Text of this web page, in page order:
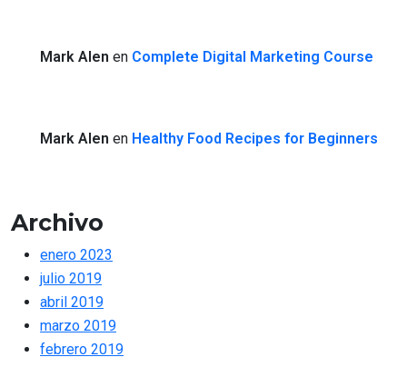
Mark Alen en Complete Digital Marketing Course
Mark Alen en Healthy Food Recipes for Beginners
Archivo
enero 2023
julio 2019
abril 2019
marzo 2019
febrero 2019